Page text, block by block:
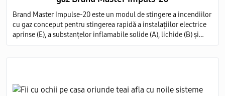
Brand Master Impulse-20 este un modul de stingere a incendiilor
cu gaz conceput pentru stingerea rapidă a instalațiilor electrice
aprinse (E), a substanțelor inflamabile solide (A), lichide (B) și
gazoase (C) pe întregul volum al obiectului protejat.